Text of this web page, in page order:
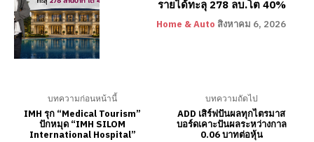
รายได้ทะลุ 278 ลบ.โต 40%
Home & Auto สิงหาคม 6, 2026
บทความก่อนหน้านี้
​IMH รุก “Medical Tourism”
ปักหมุด “IMH SILOM
International Hospital”
บทความถัดไป
ADD เสิร์ฟปันผลทุกไตรมาส
บอร์ดเคาะปันผลระหว่างกาล
0.06 บาทต่อหุ้น